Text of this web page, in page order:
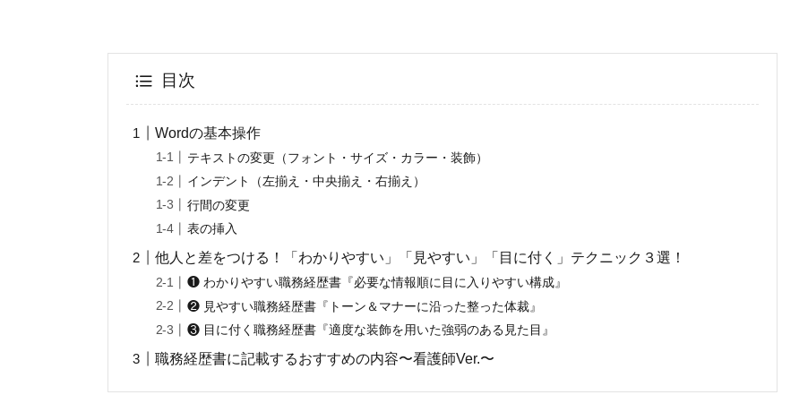
目次
Wordの基本操作
テキストの変更（フォント・サイズ・カラー・装飾）
インデント（左揃え・中央揃え・右揃え）
行間の変更
表の挿入
他人と差をつける！「わかりやすい」「見やすい」「目に付く」テクニック３選！
❶ わかりやすい職務経歴書『必要な情報順に目に入りやすい構成』
❷ 見やすい職務経歴書『トーン＆マナーに沿った整った体裁』
❸ 目に付く職務経歴書『適度な装飾を用いた強弱のある見た目』
職務経歴書に記載するおすすめの内容〜看護師Ver.〜